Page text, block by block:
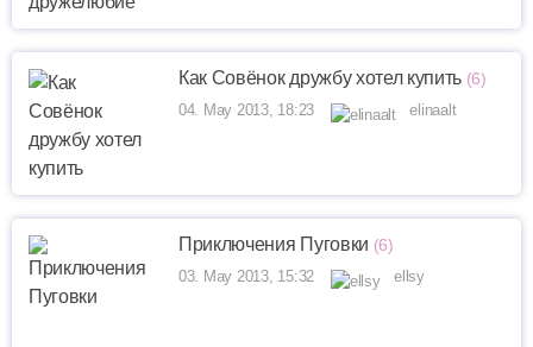
Как Совёнок дружбу хотел купить (6)
04. May 2013, 18:23 elinaalt
Приключения Пуговки (6)
03. May 2013, 15:32 ellsy